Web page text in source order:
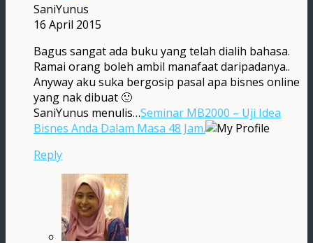
SaniYunus
16 April 2015
Bagus sangat ada buku yang telah dialih bahasa.
Ramai orang boleh ambil manafaat daripadanya..
Anyway aku suka bergosip pasal apa bisnes online
yang nak dibuat 🙂
SaniYunus menulis…Seminar MB2000 – Uji Idea
Bisnes Anda Dalam Masa 48 Jam.
Reply